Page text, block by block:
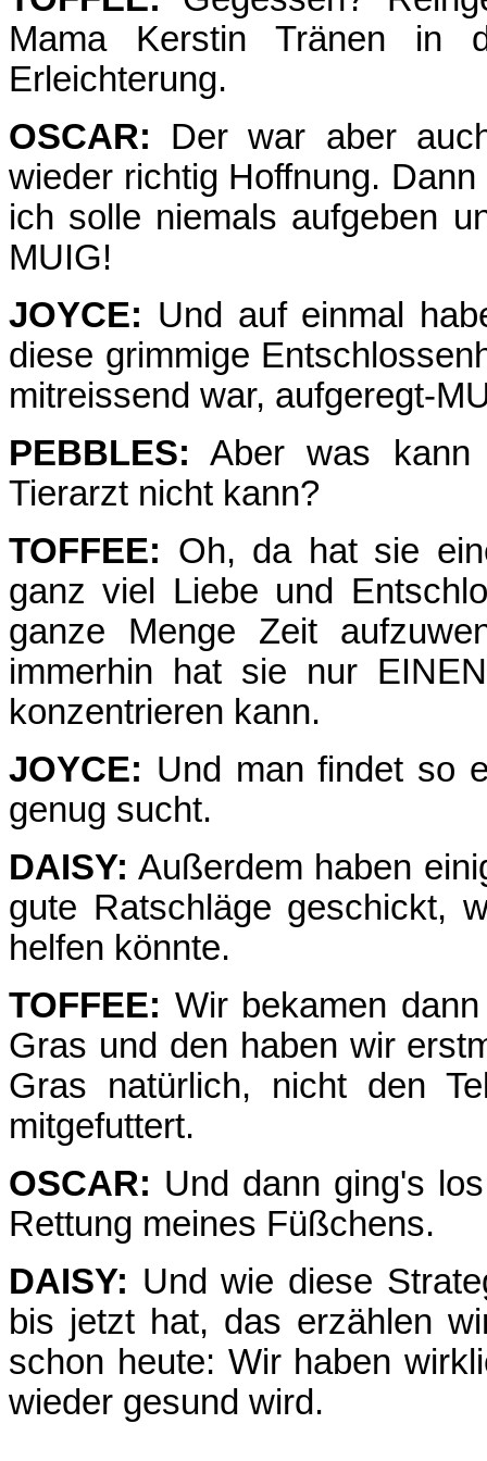
Mama Kerstin Tränen in
Erleichterung.
OSCAR: Der war aber
wieder richtig Hoff­nung.
ich solle niemals aufgeben
MUIG!
JOYCE: Und auf einmal
diese grimmige
mitreissend war, aufgeregt-
PEBBLES: Aber was
Tierarzt nicht kann?
TOFFEE: Oh, da hat sie
ganz viel Liebe und
ganze Menge Zeit
immerhin hat sie nur
konzentrieren kann.
JOYCE: Und man findet so
genug sucht.
DAISY: Außerdem haben
gute Ratschläge geschickt,
helfen könnte.
TOFFEE: Wir bekamen
Gras und den haben wir
Gras natürlich, nicht den
mitgefuttert.
OSCAR: Und dann ging's
Rettung meines Füß­chens.
DAISY: Und wie diese
bis jetzt hat, das erzählen
schon heute: Wir haben
wieder gesund wird.